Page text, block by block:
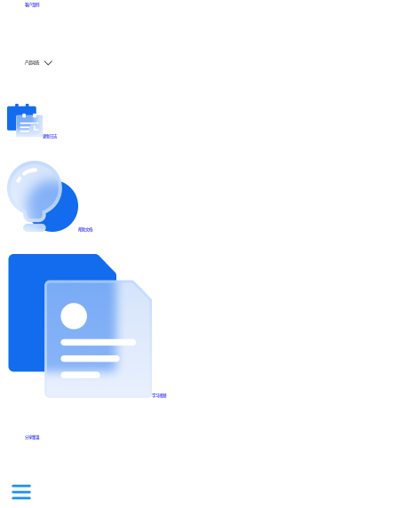
客户案例
产品动态
更新日志
帮助文档
学习视频
分享集锦